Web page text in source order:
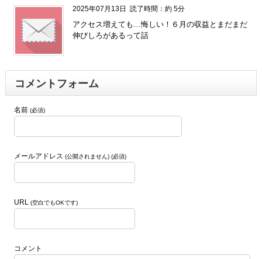
2025年07月13日 読了時間：約 5分
アクセス増えても…悔しい！６月の収益とまだまだ
伸びしろがあるって話
コメントフォーム
名前 (必須)
メールアドレス (公開されません) (必須)
URL (空白でもOKです)
コメント